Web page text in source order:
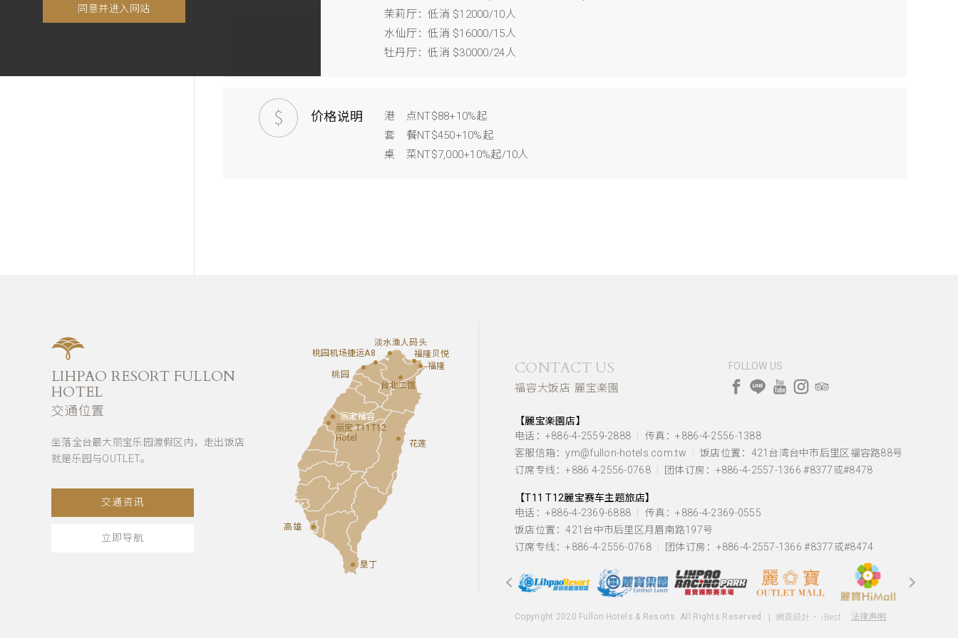
茉莉厅：低消 $12000/10人
水仙厅：低消 $16000/15人
牡丹厅：低消 $30000/24人
价格说明
港 点NT$88+10%起
套 餐NT$450+10%起
桌 菜NT$7,000+10%起/10人
您好，您的需求，我們很樂意為您解
答。
LIHPAO RESORT FULLON
HOTEL
交通位置
坐落全台最大丽宝乐园渡假区内，走出饭店
就是乐园与OUTLET。
交通资讯
立即导航
淡水渔人码头
丽宝福容
丽宝 T11T12
Hotel
垦丁
花莲
福隆
台北二馆
桃园机场捷运A8
桃园
高雄
福隆贝悦
CONTACT US
福容大饭店 麗宝楽園
FOLLOW US
【麗宝楽園店】
电话：+886-4-2559-2888
传真：+886-4-2556-1388
客服信箱：ym@fullon-hotels.com.tw
饭店位置： 421台湾台中市后里区福容路88号
订席专线：+886 4-2556-0768
团体订房：+886-4-2557-1366 #8377或#8478
【T11 T12麗宝赛车主题旅店】
电话：+886-4-2369-6888
传真：+886-4-2369-0555
饭店位置：421台中市后里区月眉南路197号
订席专线：+886-4-2556-0768
团体订房：+886-4-2557-1366 #8377或#8474
Copyright 2020 Fullon Hotels & Resorts. All Rights Reserved. 網頁設計 ‧ iBest 法律声明
同意并进入网站